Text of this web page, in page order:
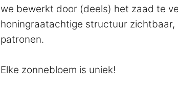
we bewerkt door (deels) het zaad te
honingraatachtige structuur zichtbaar,
patronen.
Elke zonnebloem is uniek!